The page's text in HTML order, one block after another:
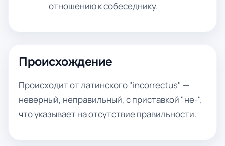
отношению к собеседнику.
Происхождение
Происходит от латинского "incorrectus" —
неверный, неправильный, с приставкой "не-",
что указывает на отсутствие правильности.